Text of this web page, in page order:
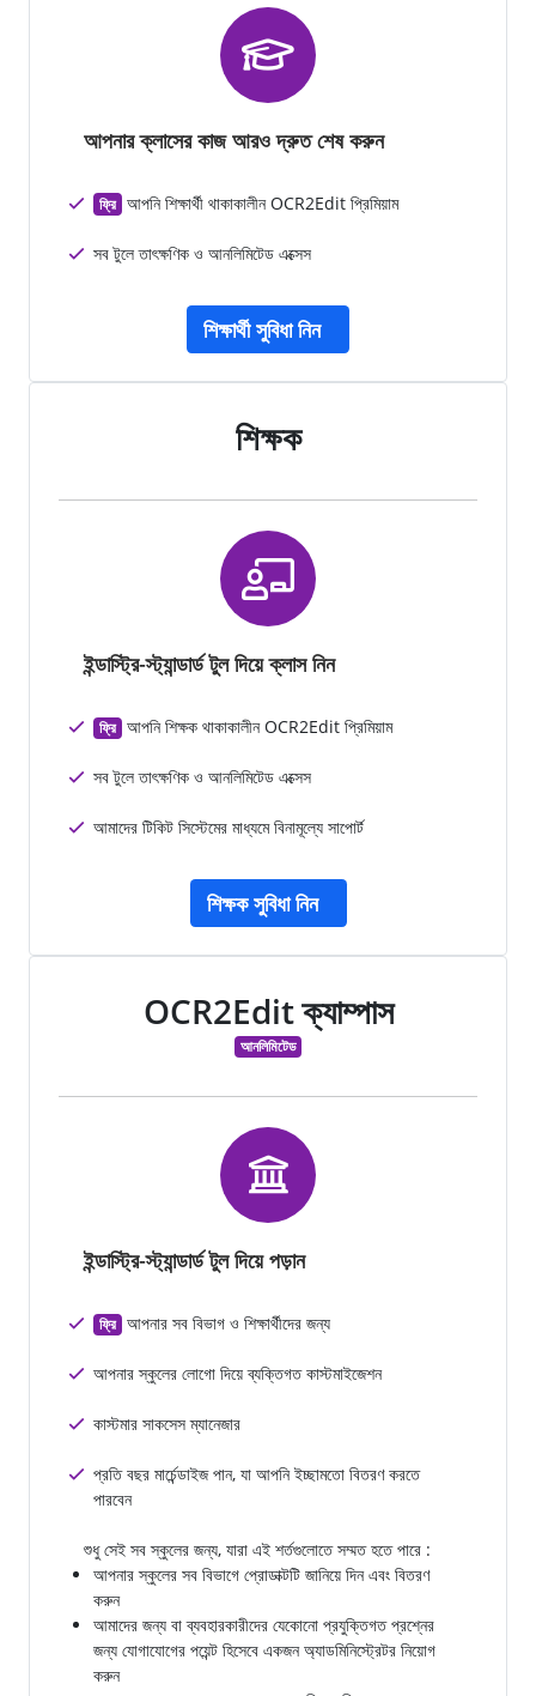
আপনার ক্লাসের কাজ আরও দ্রুত শেষ করুন
ফ্রি আপনি শিক্ষার্থী থাকাকালীন OCR2Edit প্রিমিয়াম
সব টুলে তাৎক্ষণিক ও আনলিমিটেড এক্সেস
শিক্ষার্থী সুবিধা নিন
শিক্ষক
ইন্ডাস্ট্রি-স্ট্যান্ডার্ড টুল দিয়ে ক্লাস নিন
ফ্রি আপনি শিক্ষক থাকাকালীন OCR2Edit প্রিমিয়াম
সব টুলে তাৎক্ষণিক ও আনলিমিটেড এক্সেস
আমাদের টিকিট সিস্টেমের মাধ্যমে বিনামূল্যে সাপোর্ট
শিক্ষক সুবিধা নিন
OCR2Edit ক্যাম্পাস
আনলিমিটেড
ইন্ডাস্ট্রি-স্ট্যান্ডার্ড টুল দিয়ে পড়ান
ফ্রি আপনার সব বিভাগ ও শিক্ষার্থীদের জন্য
আপনার স্কুলের লোগো দিয়ে ব্যক্তিগত কাস্টমাইজেশন
কাস্টমার সাকসেস ম্যানেজার
প্রতি বছর মার্চেন্ডাইজ পান, যা আপনি ইচ্ছামতো বিতরণ করতে
পারবেন
শুধু সেই সব স্কুলের জন্য, যারা এই শর্তগুলোতে সম্মত হতে পারে :
আপনার স্কুলের সব বিভাগে প্রোডাক্টটি জানিয়ে দিন এবং বিতরণ
করুন
আমাদের জন্য বা ব্যবহারকারীদের যেকোনো প্রযুক্তিগত প্রশ্নের
জন্য যোগাযোগের পয়েন্ট হিসেবে একজন অ্যাডমিনিস্ট্রেটর নিয়োগ
করুন